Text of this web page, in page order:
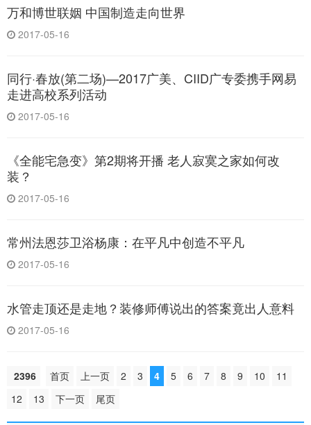
万和博世联姻 中国制造走向世界
2017-05-16
同行·春放(第二场)—2017广美、CIID广专委携手网易
走进高校系列活动
2017-05-16
《全能宅急变》第2期将开播 老人寂寞之家如何改
装？
2017-05-16
常州法恩莎卫浴杨康：在平凡中创造不平凡
2017-05-16
水管走顶还是走地？装修师傅说出的答案竟出人意料
2017-05-16
2396 首页 上一页 2 3 4 5 6 7 8 9 10
11
12
13 下一页 尾页